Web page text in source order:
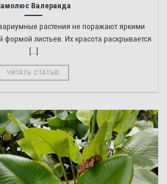
Валеранда
растения не поражают яркими
листьев. Их красота раскрывается
[...]
ЧИТАТЬ СТАТЬЮ